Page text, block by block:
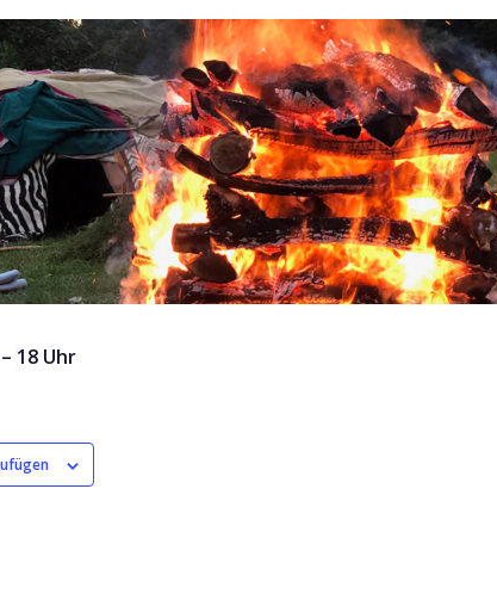
18 Uhr